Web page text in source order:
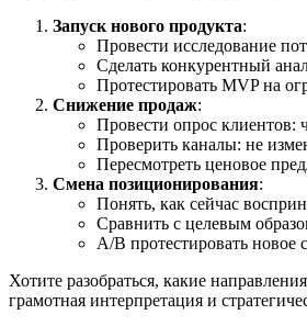
Запуск нового продукта:
Провести исследование
Сделать конкурентный
Протестировать MVP на
Снижение продаж:
Провести опрос клиентов:
Проверить каналы: не
Пересмотреть ценовое
Смена позиционирования:
Понять, как сейчас
Сравнить с целевым
A/B протестировать новое
Хотите разобраться, какие
грамотная интерпретация и